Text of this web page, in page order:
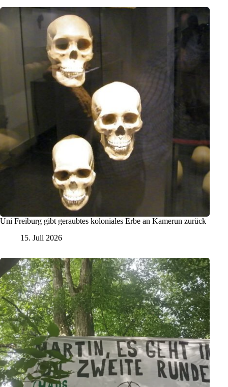
Uni Freiburg gibt geraubtes koloniales Erbe an Kamerun zurück
15. Juli 2026